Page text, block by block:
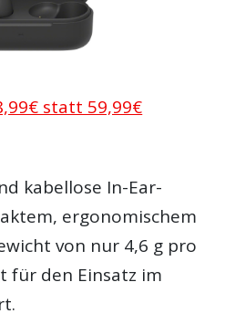
statt 59,99€
kabellose In-Ear-
ergonomischem
von nur 4,6 g pro
für den Einsatz im